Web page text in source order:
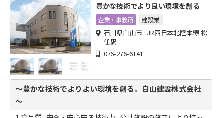
豊かな技術でより良い環境を創る
企業・事務所 建設業
石川県白山市 JR西日本北陸本線 松
任駅
076-276-6141
～豊かな技術でよりよい環境を創る。白山建設株式会社
～